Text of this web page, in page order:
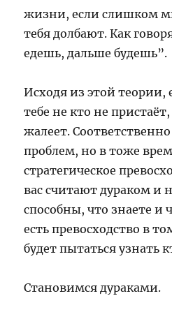
жизни, если слишком
тебя долбают. Как
едешь, дальше будешь”.
Исходя из этой теории,
тебе не кто не
жалеет.
проблем, но в тоже
стратегическое
вас считают дураком и
способны, что знаете и
есть превосходство в
будет пытаться узнать
Становимся дураками.